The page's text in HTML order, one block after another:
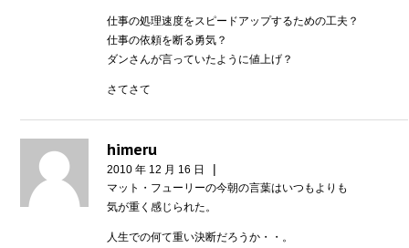
仕事の処理速度をスピードアップするための工夫？
仕事の依頼を断る勇気？
ダンさんが言っていたように値上げ？
さてさて
himeru
2010 年 12 月 16 日 |
マット・フューリーの今朝の言葉はいつもよりも
気が重く感じられた。
人生での何て重い決断だろうか・・。